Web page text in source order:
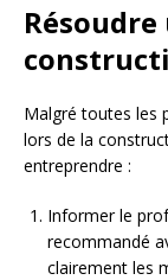
Malgré toutes les
lors de la
entreprendre :
Informer le
recommandé
clairement les